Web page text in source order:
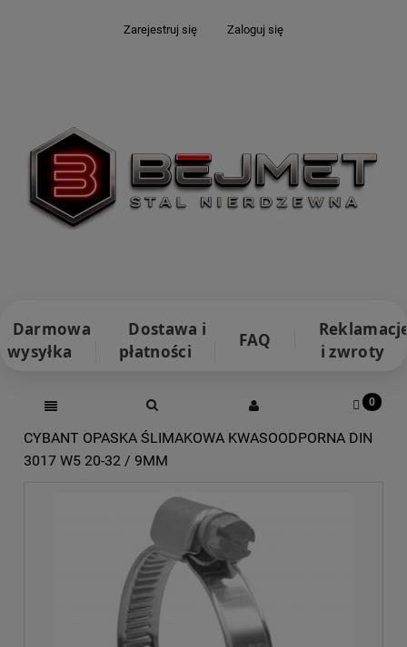
Zarejestruj się Zaloguj się
Darmowa
wysyłka
Dostawa i
płatności
FAQ
i zwroty
CYBANT OPASKA ŚLIMAKOWA KWASOODPORNA DIN
3017 W5 20-32 / 9MM